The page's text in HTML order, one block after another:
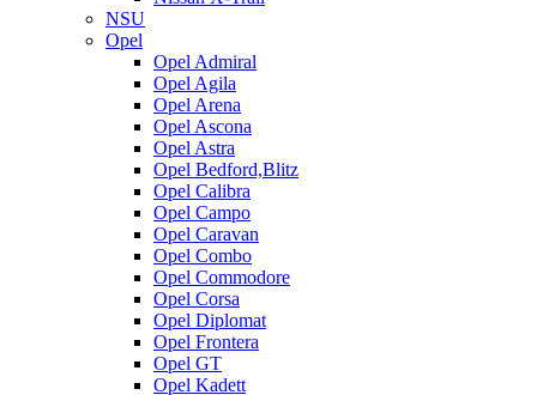
NSU
Opel
Opel Admiral
Opel Agila
Opel Arena
Opel Ascona
Opel Astra
Opel Bedford,Blitz
Opel Calibra
Opel Campo
Opel Caravan
Opel Combo
Opel Commodore
Opel Corsa
Opel Diplomat
Opel Frontera
Opel GT
Opel Kadett